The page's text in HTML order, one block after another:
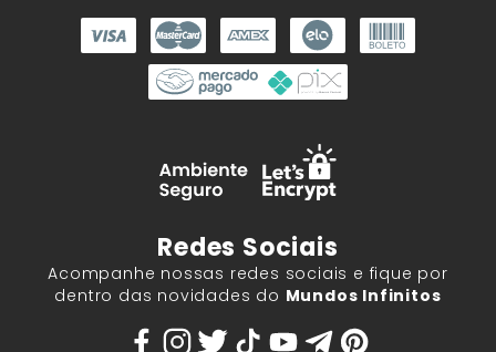
Redes Sociais
Acompanhe nossas redes sociais e fique por
dentro das novidades do Mundos Infinitos